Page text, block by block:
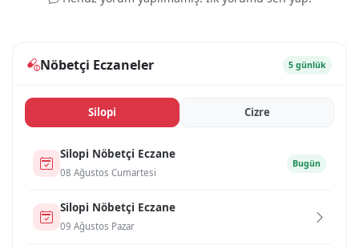
Nöbetçi Eczaneler 5 günlük
Si̇lopi̇ Ci̇zre
Si̇lopi̇ Nöbetçi Eczane
08 Ağustos Cumartesi
Bugün
Si̇lopi̇ Nöbetçi Eczane
09 Ağustos Pazar